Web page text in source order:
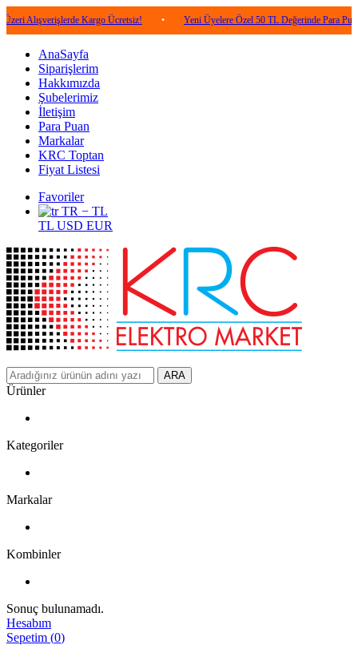
Kargo Ücretsiz! • Yeni Üyelere Özel 50 TL Değerinde Para Puan! •
AnaSayfa
Siparişlerim
Hakkımızda
Şubelerimiz
İletişim
Para Puan
Markalar
KRC Toptan
Fiyat Listesi
Favoriler
TR − TL
TL USD EUR
ARA
Ürünler
Kategoriler
Markalar
Kombinler
Sonuç bulunamadı.
Hesabım
Sepetim (0)